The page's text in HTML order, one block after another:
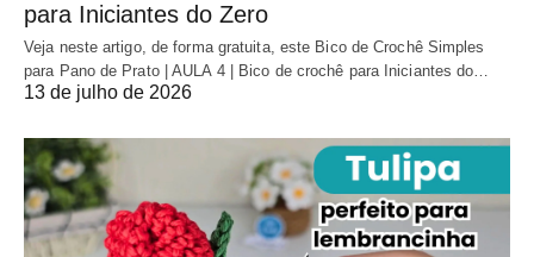
para Iniciantes do Zero
Veja neste artigo, de forma gratuita, este Bico de Crochê Simples
para Pano de Prato | AULA 4 | Bico de crochê para Iniciantes do…
13 de julho de 2026